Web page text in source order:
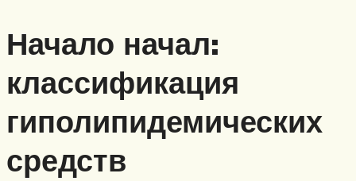
Начало начал:
классификация
гиполипидемических
средств